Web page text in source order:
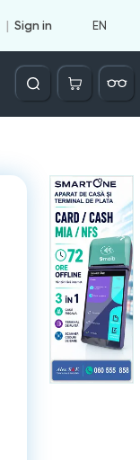
Sign in EN
Căutare